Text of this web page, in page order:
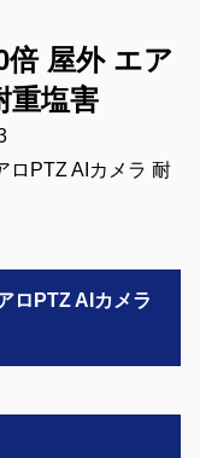
屋外 エア
重塩害
ロPTZ AIカメラ